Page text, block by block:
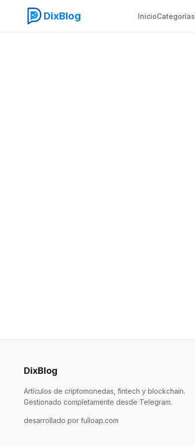
DixBlog InicioCategorías
DixBlog
Artículos de criptomonedas, fintech y blockchain.
Gestionado completamente desde Telegram.
desarrollado por fulloap.com